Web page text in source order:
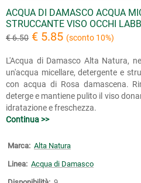
ACQUA DI DAMASCO ACQUA
STRUCCANTE VISO OCCHI
€ 6.50 € 5.85 (sconto 10%)
L'Acqua di Damasco Alta Natura,
un'acqua micellare, detergente e
con acqua di Rosa damascena.
deterge e mantiene pulito il viso
idratazione e freschezza.
Continua >>
Marca: Alta Natura
Linea: Acqua di Damasco